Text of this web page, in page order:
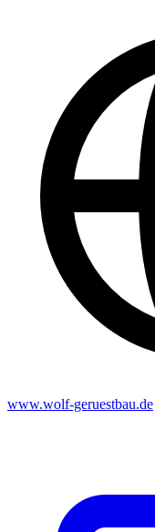
www.wolf-geruestbau.de